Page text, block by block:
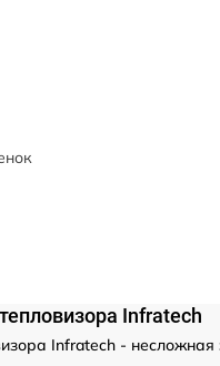
Infratech
Infratech -